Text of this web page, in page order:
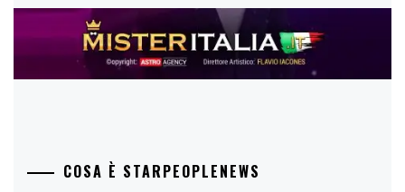
COSA È STARPEOPLENEWS